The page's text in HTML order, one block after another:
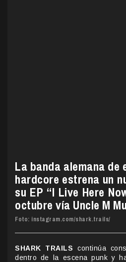
La banda alemana de
hardcore estrena un
su EP “I Live Here
octubre vía Uncle M
Foto: instagram.com/shark.trails/
SHARK TRAILS continúa
dentro de la escena punk y